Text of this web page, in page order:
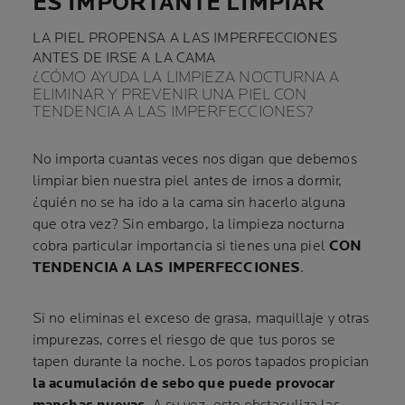
LA PIEL PROPENSA A LAS IMPERFECCIONES
ANTES DE IRSE A LA CAMA
¿CÓMO AYUDA LA LIMPIEZA NOCTURNA A
ELIMINAR Y PREVENIR UNA PIEL CON
TENDENCIA A LAS IMPERFECCIONES?
No importa cuantas veces nos digan que debemos
limpiar bien nuestra piel antes de irnos a dormir,
¿quién no se ha ido a la cama sin hacerlo alguna
que otra vez? Sin embargo, la limpieza nocturna
cobra particular importancia si tienes una piel CON
TENDENCIA A LAS IMPERFECCIONES.
Si no eliminas el exceso de grasa, maquillaje y otras
impurezas, corres el riesgo de que tus poros se
tapen durante la noche. Los poros tapados propician
la acumulación de sebo que puede provocar